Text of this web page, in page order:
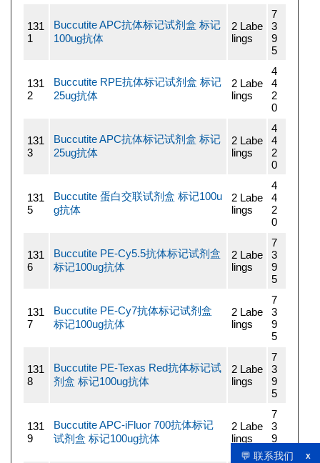
131
1
Buccutite APC抗体标记试剂盒 标记
100ug抗体
2 Labe
lings
7
3
9
5
131
2
Buccutite RPE抗体标记试剂盒 标记
25ug抗体
2 Labe
lings
4
4
2
0
131
3
Buccutite APC抗体标记试剂盒 标记
25ug抗体
2 Labe
lings
4
4
2
0
131
5
Buccutite 蛋白交联试剂盒 标记100u
g抗体
2 Labe
lings
4
4
2
0
131
6
Buccutite PE-Cy5.5抗体标记试剂盒
标记100ug抗体
2 Labe
lings
7
3
9
5
131
7
Buccutite PE-Cy7抗体标记试剂盒
标记100ug抗体
2 Labe
lings
7
3
9
5
131
8
Buccutite PE-Texas Red抗体标记试
剂盒 标记100ug抗体
2 Labe
lings
7
3
9
5
131
9
Buccutite APC-iFluor 700抗体标记
试剂盒 标记100ug抗体
2 Labe
lings
7
3
9
5
💬 联系我们 x